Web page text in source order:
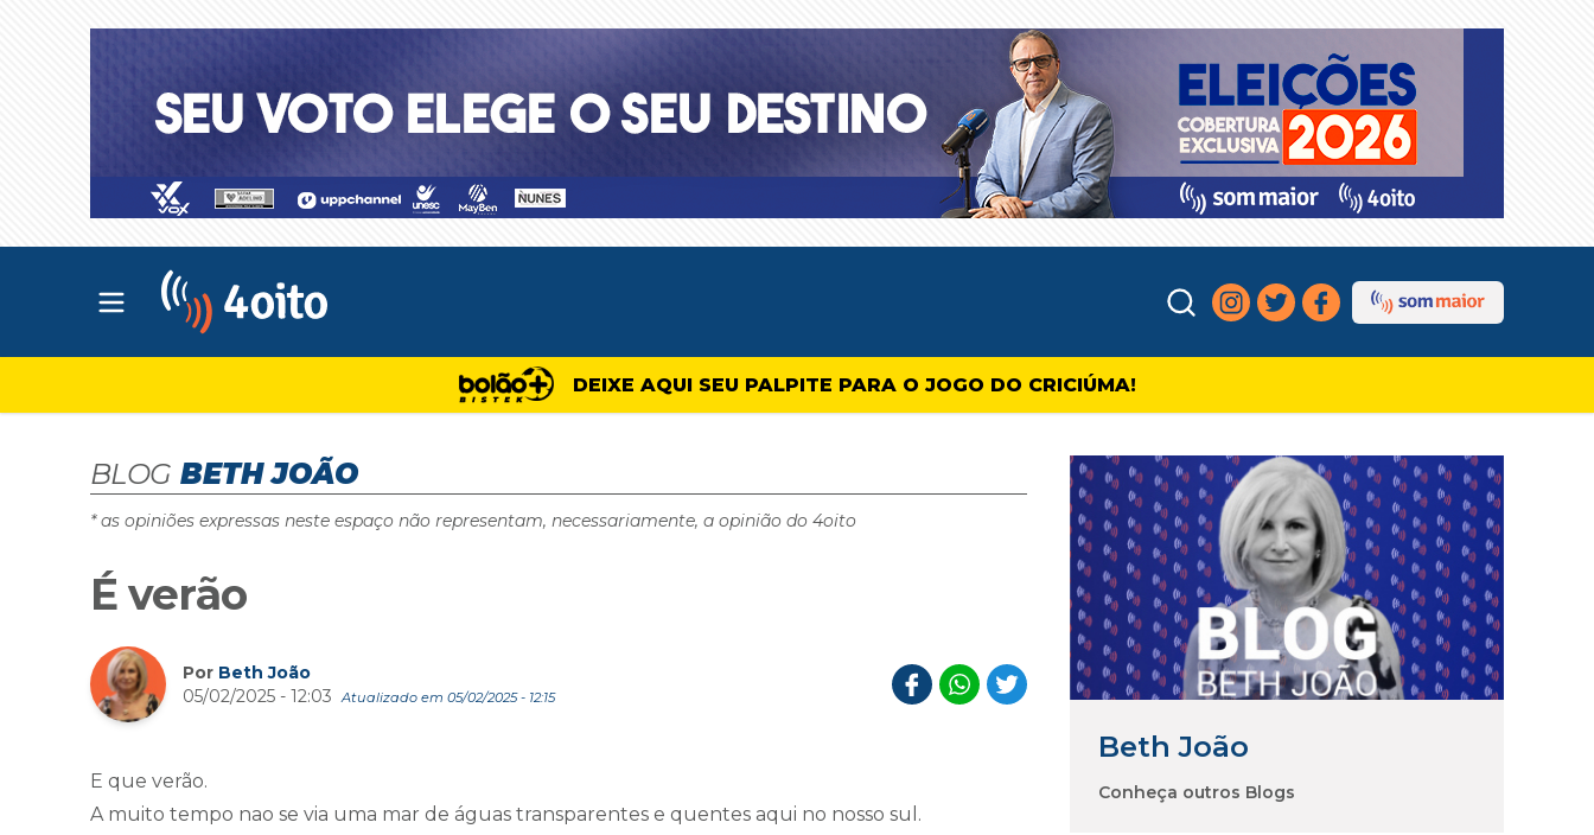
Abrir menu principal
DEIXE AQUI SEU PALPITE PARA O JOGO DO CRICIÚMA!
BLOG BETH JOÃO
* as opiniões expressas neste espaço não representam, necessariamente, a opinião do 4oito
É verão
Por Beth João
05/02/2025 - 12:03
Atualizado em 05/02/2025 - 12:15
E que verão.
A muito tempo nao se via uma mar de águas transparentes e quentes aqui no nosso sul.
Beth João
Conheça outros Blogs